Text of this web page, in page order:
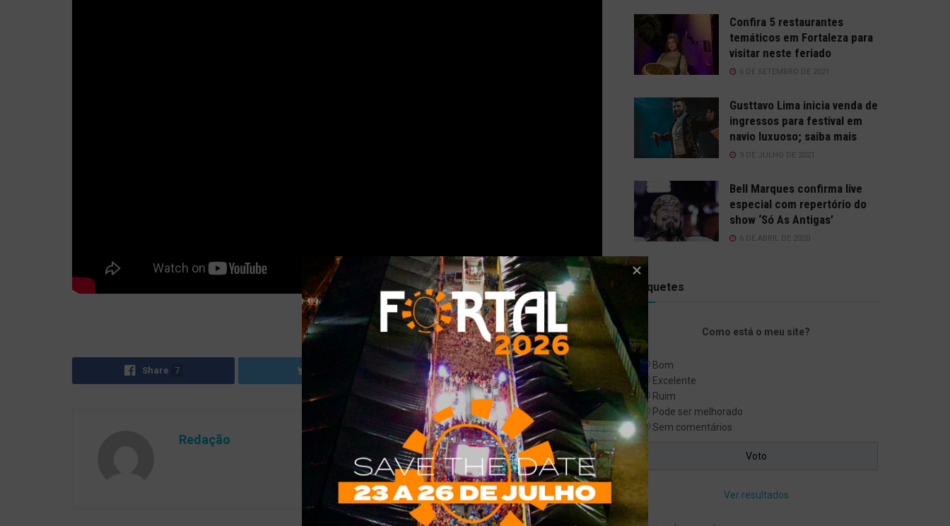
Share 7 Share
Redação
Confira 5 restaurantes
temáticos em Fortaleza para
visitar neste feriado
6 DE SETEMBRO DE 2021
Gusttavo Lima inicia venda de
ingressos para festival em
navio luxuoso; saiba mais
9 DE JULHO DE 2021
Bell Marques confirma live
especial com repertório do
show ‘Só As Antigas’
6 DE ABRIL DE 2020
Enquetes
Como está o meu site?
Bom
Excelente
Ruim
Pode ser melhorado
Sem comentários
Ver resultados